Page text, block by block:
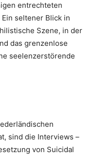
entrechteten
seltener Blick in
Szene, in der
das grenzenlose
seelenzerstörende
sind die Interviews –
von Suicidal